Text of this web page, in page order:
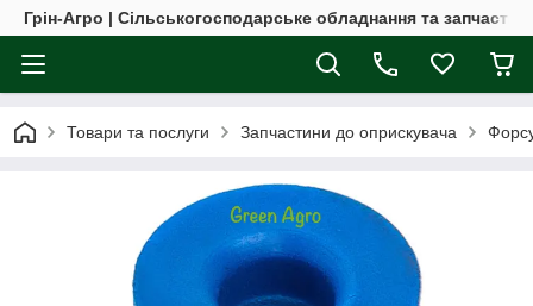
Грін-Агро | Сільськогосподарське обладнання та
Товари та послуги Запчастини до оприскувача